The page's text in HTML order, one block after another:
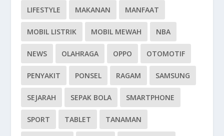
LIFESTYLE MAKANAN MANFAAT
MOBIL LISTRIK MOBIL MEWAH NBA
NEWS OLAHRAGA OPPO OTOMOTIF
PENYAKIT PONSEL RAGAM SAMSUNG
SEJARAH SEPAK BOLA SMARTPHONE
SPORT TABLET TANAMAN